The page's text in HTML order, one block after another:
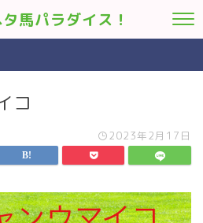
馬パラダイス！
コ
2023年2月17日